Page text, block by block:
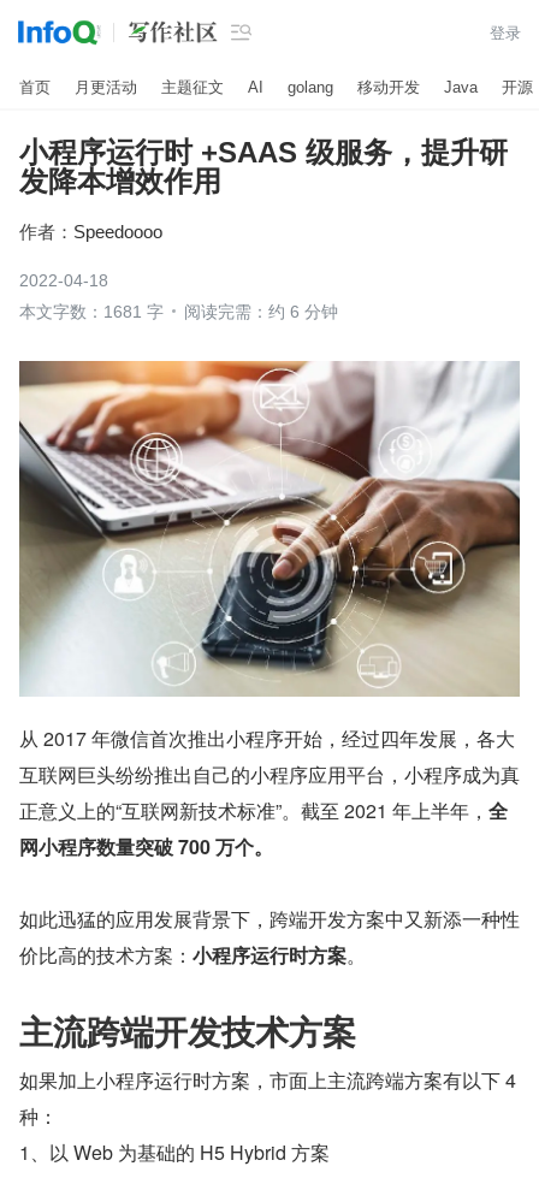
 登录
首页 月更活动 主题征文 AI golang 移动开发 Java 开源
小程序运行时 +SAAS 级服务，提升研
发降本增效作用
作者： Speedoooo
2022-04-18
本文字数：1681 字
阅读完需：约 6 分钟
从 2017 年微信首次推出小程序开始，经过四年发展，各大
互联网巨头纷纷推出自己的小程序应用平台，小程序成为真
正意义上的“互联网新技术标准”。截至 2021 年上半年， 全
网小程序数量突破 700 万个。
如此迅猛的应用发展背景下，跨端开发方案中又新添一种性
价比高的技术方案： 小程序运行时方案。
主流跨端开发技术方案
如果加上小程序运行时方案，市面上主流跨端方案有以下 4
种：
1、以 Web 为基础的 H5 Hybrid 方案